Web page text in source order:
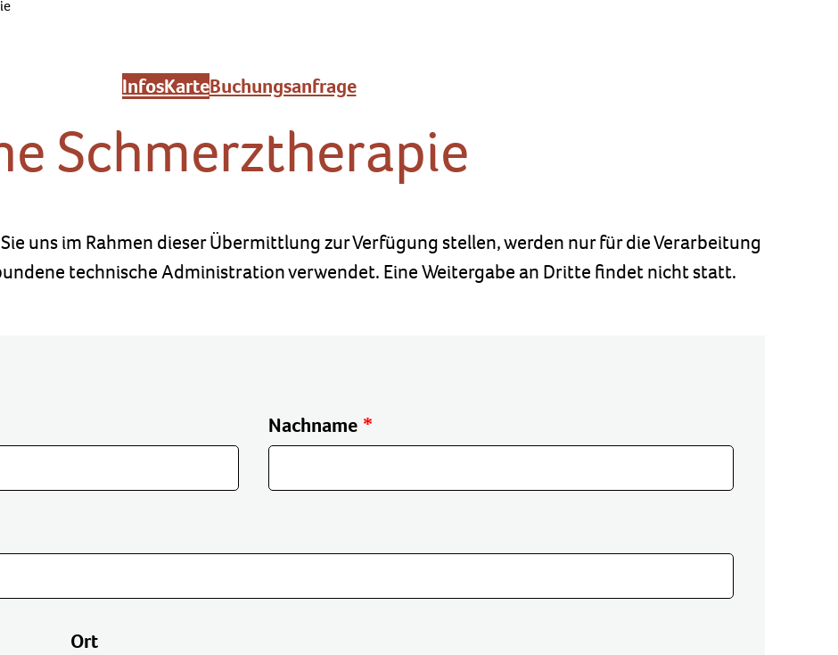
InfosKarteBuchungsanfrage
Schmerztherapie
uns im Rahmen dieser Übermittlung zur Verfügung stellen, werden nur für die Verarbeitung
technische Administration verwendet. Eine Weitergabe an Dritte findet nicht statt.
Nachname
Ort